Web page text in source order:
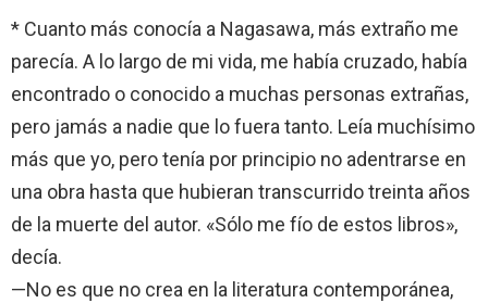
* Cuanto más conocía a Nagasawa, más extraño me
parecía. A lo largo de mi vida, me había cruzado, había
encontrado o conocido a muchas personas extrañas,
pero jamás a nadie que lo fuera tanto. Leía muchísimo
más que yo, pero tenía por principio no adentrarse en
una obra hasta que hubieran transcurrido treinta años
de la muerte del autor. «Sólo me fío de estos libros»,
decía.
—No es que no crea en la literatura contemporánea,